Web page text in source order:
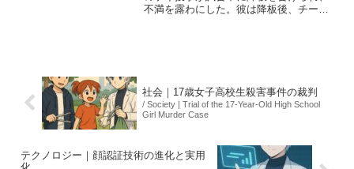
不満を露わにした。彼は降板後、チーム
社会｜17歳女子高校生殺害事件の裁判
/ Society | Trial of the 17-Year-Old High School
Girl Murder Case
テクノロジー｜顔認証技術の進化と実用